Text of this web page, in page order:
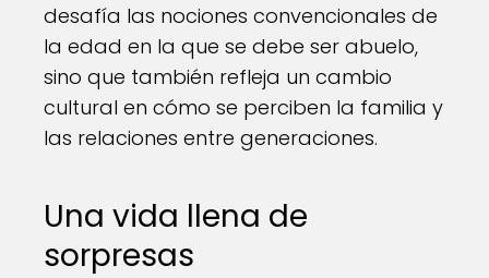
desafía las nociones convencionales de
la edad en la que se debe ser abuelo,
sino que también refleja un cambio
cultural en cómo se perciben la familia y
las relaciones entre generaciones.
Una vida llena de
sorpresas